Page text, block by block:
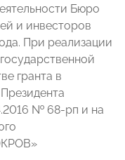
Бюро
и инвесторов
При реализации
гранта в
№ 68-рп и на